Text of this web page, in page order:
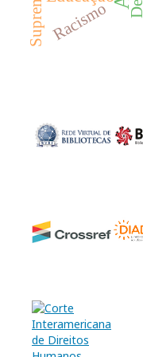
Racismo